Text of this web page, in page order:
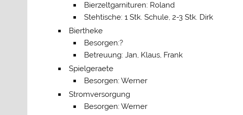
Bierzeltgarnituren: Roland
Stehtische: 1 Stk. Schule, 2-3 Stk. Dirk
Biertheke
Besorgen:?
Betreuung: Jan, Klaus, Frank
Spielgeraete
Besorgen: Werner
Stromversorgung
Besorgen: Werner